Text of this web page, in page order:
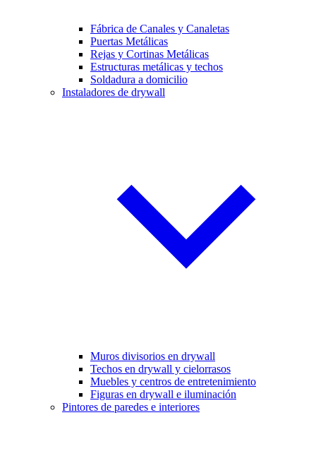
Fábrica de Canales y Canaletas
Puertas Metálicas
Rejas y Cortinas Metálicas
Estructuras metálicas y techos
Soldadura a domicilio
Instaladores de drywall
Muros divisorios en drywall
Techos en drywall y cielorrasos
Muebles y centros de entretenimiento
Figuras en drywall e iluminación
Pintores de paredes e interiores